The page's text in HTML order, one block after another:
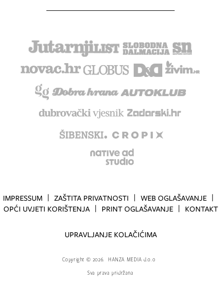
IMPRESSUM ZAŠTITA PRIVATNOSTI
WEB OGLAŠAVANJE
OPĆI UVJETI KORIŠTENJA
PRINT OGLAŠAVANJE KONTAKT
UPRAVLJANJE KOLAČIĆIMA
Copyright © 2026.
HANZA MEDIA d.o.o
Sva prava pridržana